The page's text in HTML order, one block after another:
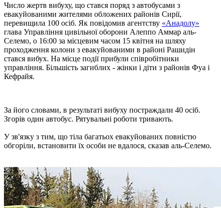
Число жертв вибуху, що стався поряд з автобусами з
евакуйованими жителями обложених районів Сирії,
перевищила 100 осіб. Як повідомив агентству «Анадолу»
глава Управління цивільної оборони Алеппо Аммар аль-
Селемо, о 16:00 за місцевим часом 15 квітня на шляху
проходження колони з евакуйованими в районі Рашидін
стався вибух. На місце події прибули співробітники
управління. Більшість загиблих - жінки і діти з районів Фуа і
Кефрайя.
За його словами, в результаті вибуху постраждали 40 осіб.
Згорів один автобус. Рятувальні роботи тривають.
У зв'язку з тим, що тіла багатьох евакуйованих повністю
обгоріли, встановити їх особи не вдалося, сказав аль-Селемо.